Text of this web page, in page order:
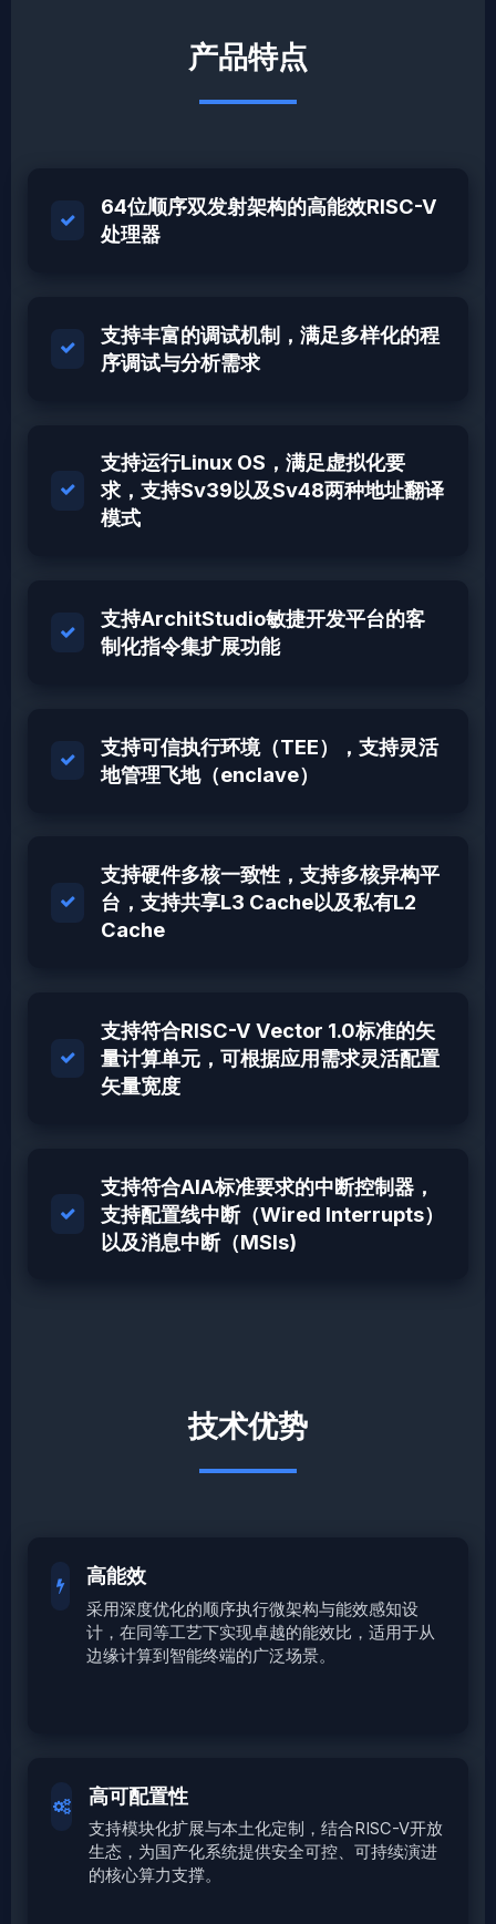
产品特点
64位顺序双发射架构的高能效RISC-V
处理器
支持丰富的调试机制，满足多样化的程
序调试与分析需求
支持运行Linux OS，满足虚拟化要
求，支持Sv39以及Sv48两种地址翻译
模式
支持ArchitStudio敏捷开发平台的客
制化指令集扩展功能
支持可信执行环境（TEE），支持灵活
地管理飞地（enclave）
支持硬件多核一致性，支持多核异构平
台，支持共享L3 Cache以及私有L2
Cache
支持符合RISC-V Vector 1.0标准的矢
量计算单元，可根据应用需求灵活配置
矢量宽度
支持符合AIA标准要求的中断控制器，
支持配置线中断（Wired Interrupts）
以及消息中断（MSIs)
技术优势
高能效
采用深度优化的顺序执行微架构与能效感知设
计，在同等工艺下实现卓越的能效比，适用于从
边缘计算到智能终端的广泛场景。
高可配置性
支持模块化扩展与本土化定制，结合RISC-V开放
生态，为国产化系统提供安全可控、可持续演进
的核心算力支撑。